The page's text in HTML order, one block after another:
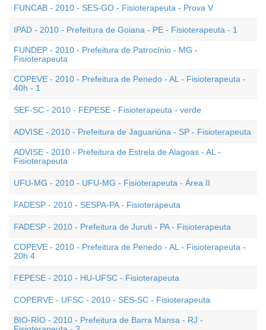
FUNCAB - 2010 - SES-GO - Fisioterapeuta - Prova V
IPAD - 2010 - Prefeitura de Goiana - PE - Fisioterapeuta - 1
FUNDEP - 2010 - Prefeitura de Patrocínio - MG -
Fisioterapeuta
COPEVE - 2010 - Prefeitura de Penedo - AL - Fisioterapeuta -
40h - 1
SEF-SC - 2010 - FEPESE - Fisioterapeuta - verde
ADVISE - 2010 - Prefeitura de Jaguariúna - SP - Fisioterapeuta
ADVISE - 2010 - Prefeitura de Estrela de Alagoas - AL -
Fisioterapeuta
UFU-MG - 2010 - UFU-MG - Fisioterapeuta - Área II
FADESP - 2010 - SESPA-PA - Fisioterapeuta
FADESP - 2010 - Prefeitura de Juruti - PA - Fisioterapeuta
COPEVE - 2010 - Prefeitura de Penedo - AL - Fisioterapeuta -
20h 4
FEPESE - 2010 - HU-UFSC - Fisioterapeuta
COPERVE - UFSC - 2010 - SES-SC - Fisioterapeuta
BIO-RIO - 2010 - Prefeitura de Barra Mansa - RJ -